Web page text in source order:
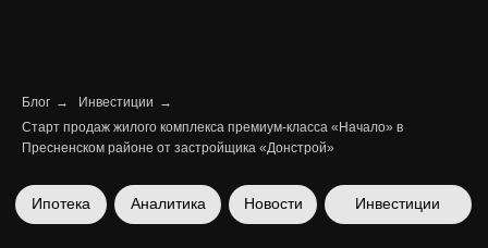
Блог → Инвестиции →
Старт продаж жилого комплекса премиум-класса «Начало» в
Пресненском районе от застройщика «Донстрой»
Ипотека Аналитика Новости Инвестиции
Инвестиции